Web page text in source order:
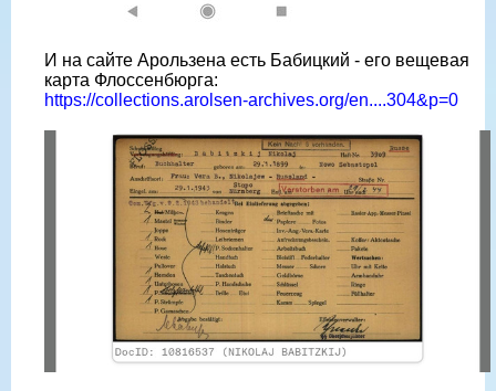
И на сайте Арользена есть Бабицкий - его вещевая
карта Флоссенбюрга:
https://collections.arolsen-archives.org/en....304&p=0